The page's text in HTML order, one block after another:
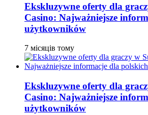
Ekskluzywne oferty dla
Casino: Najważniejsze
użytkowników
7 місяців тому
Ekskluzywne oferty dla
Casino: Najważniejsze
użytkowników